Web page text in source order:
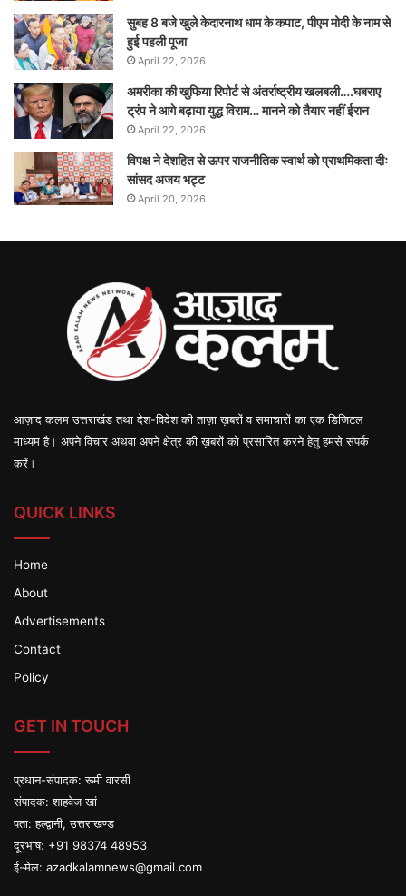
सुबह 8 बजे खुले केदारनाथ धाम के कपाट, पीएम मोदी के नाम से
हुई पहली पूजा
April 22, 2026
अमरीका की खुफिया रिपोर्ट से अंतर्राष्ट्रीय खलबली….घबराए
ट्रंप ने आगे बढ़ाया युद्ध विराम… मानने को तैयार नहीं ईरान
April 22, 2026
विपक्ष ने देशहित से ऊपर राजनीतिक स्वार्थ को प्राथमिकता दीः
सांसद अजय भट्ट
April 20, 2026
आज़ाद कलम उत्तराखंड तथा देश-विदेश की ताज़ा ख़बरों व समाचारों का एक डिजिटल
माध्यम है। अपने विचार अथवा अपने क्षेत्र की ख़बरों को प्रसारित करने हेतु हमसे संपर्क
करें।
QUICK LINKS
Home
About
Advertisements
Contact
Policy
GET IN TOUCH
प्रधान-संपादक: रूमी वारसी
संपादक: शाहवेज खां
पता: हल्द्वानी, उत्तराखण्ड
दूरभाष: +91 98374 48953
ई-मेल: azadkalamnews@gmail.com